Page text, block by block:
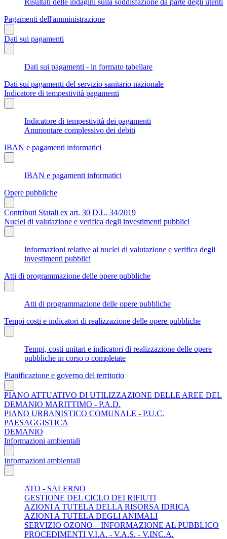
Pagamenti dell'amministrazione
Dati sui pagamenti
Dati sui pagamenti - in formato tabellare
Dati sui pagamenti del servizio sanitario nazionale
Indicatore di tempestività pagamenti
Indicatore di tempestività dei pagamenti
Ammontare complessivo dei debiti
IBAN e pagamenti informatici
IBAN e pagamenti informatici
Opere pubbliche
Contributi Statali ex art. 30 D.L. 34/2019
Nuclei di valutazione e verifica degli investimenti pubblici
Informazioni relative ai nuclei di valutazione e verifica degli
investimenti pubblici
Atti di programmazione delle opere pubbliche
Atti di programmazione delle opere pubbliche
Tempi costi e indicatori di realizzazione delle opere pubbliche
Tempi, costi unitari e indicatori di realizzazione delle opere
pubbliche in corso o completate
Pianificazione e governo del territorio
PIANO ATTUATIVO DI UTILIZZAZIONE DELLE AREE DEL
DEMANIO MARITTIMO - P.A.D.
PIANO URBANISTICO COMUNALE - P.U.C.
PAESAGGISTICA
DEMANIO
Informazioni ambientali
Informazioni ambientali
ATO - SALERNO
GESTIONE DEL CICLO DEI RIFIUTI
AZIONI A TUTELA DELLA RISORSA IDRICA
AZIONI A TUTELA DEGLI ANIMALI
SERVIZIO OZONO – INFORMAZIONE AL PUBBLICO
PROCEDIMENTI V.I.A. - V.A.S. - V.INC.A.